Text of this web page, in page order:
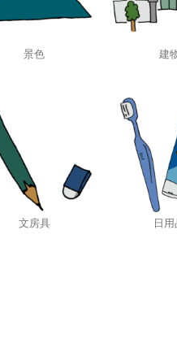
景色 建
文房具 日用